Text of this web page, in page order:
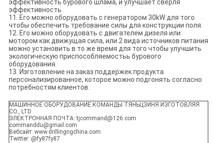
эффективность бурового шлама, и улучшает сверля
эффективность.
11. Его можно оборудовать с генератором 30kW для того
чтобы обеспечить требование силы для конструкции поля.
12. Его можно оборудовать с двигателем дизеля или
мотором как движущая сила, или 2 вида источников питания
можно установить в то же время для того чтобы улучшить
экологическую приспособляемостьь бурового
оборудования.
13. Изготовление на заказ поддержек продукта
персонализированное, которое можно подгонять согласно
потребностям клиентов.
МАШИННОЕ ОБОРУДОВАНИЕ КОМАНДЫ ТЯНЬЦЗИНЯ ИЗГОТОВЛЯЯ
CO., LTD
ЭЛЕКТРОННАЯ ПОЧТА: tjcommand@126.com
commanddu@gmail.com
Вебсайт: www.drillingrigchina.com
Twitter: @fy87fy87